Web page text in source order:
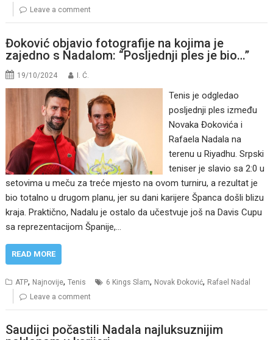
Leave a comment
Đoković objavio fotografije na kojima je
zajedno s Nadalom: “Posljednji ples je bio…”
19/10/2024 I. Ć.
Tenis je odgledao
posljednji ples između
Novaka Đokovića i
Rafaela Nadala na
terenu u Riyadhu. Srpski
teniser je slavio sa 2:0 u
setovima u meču za treće mjesto na ovom turniru, a rezultat je
bio totalno u drugom planu, jer su dani karijere Španca došli blizu
kraja. Praktično, Nadalu je ostalo da učestvuje još na Davis Cupu
sa reprezentacijom Španije,…
READ MORE
ATP, Najnovije,Tenis 6 Kings Slam, Novak Đoković, Rafael Nadal
Leave a comment
Saudijci počastili Nadala najluksuznijim